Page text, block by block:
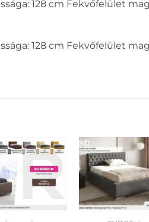
128 cm Fekvőfelület
128 cm Fekvőfelület